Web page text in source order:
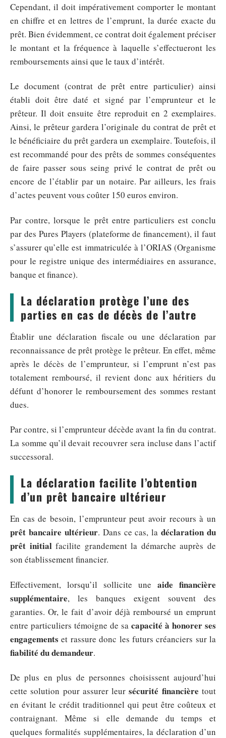
Cependant, il doit impérativement comporter le montant
en chiffre et en lettres de l’emprunt, la durée exacte du
prêt. Bien évidemment, ce contrat doit également préciser
le montant et la fréquence à laquelle s’effectueront les
remboursements ainsi que le taux d’intérêt.
Le document (contrat de prêt entre particulier) ainsi
établi doit être daté et signé par l’emprunteur et le
prêteur. Il doit ensuite être reproduit en 2 exemplaires.
Ainsi, le prêteur gardera l’originale du contrat de prêt et
le bénéficiaire du prêt gardera un exemplaire. Toutefois, il
est recommandé pour des prêts de sommes conséquentes
de faire passer sous seing privé le contrat de prêt ou
encore de l’établir par un notaire. Par ailleurs, les frais
d’actes peuvent vous coûter 150 euros environ.
Par contre, lorsque le prêt entre particuliers est conclu
par des Pures Players (plateforme de financement), il faut
s’assurer qu’elle est immatriculée à l’ORIAS (Organisme
pour le registre unique des intermédiaires en assurance,
banque et finance).
La déclaration protège l’une des
parties en cas de décès de l’autre
Établir une déclaration fiscale ou une déclaration par
reconnaissance de prêt protège le prêteur. En effet, même
après le décès de l’emprunteur, si l’emprunt n’est pas
totalement remboursé, il revient donc aux héritiers du
défunt d’honorer le remboursement des sommes restant
dues.
Par contre, si l’emprunteur décède avant la fin du contrat.
La somme qu’il devait recouvrer sera incluse dans l’actif
successoral.
La déclaration facilite l’obtention
d’un prêt bancaire ultérieur
En cas de besoin, l’emprunteur peut avoir recours à un
prêt bancaire ultérieur. Dans ce cas, ladéclaration du
prêt initialfacilite grandement la démarche auprès de
son établissement financier.
Effectivement, lorsqu’il sollicite une aide financière
supplémentaire, les banques exigent souvent des
garanties. Or, le fait d’avoir déjà remboursé un emprunt
entre particuliers témoigne de sa capacité à honorer ses
engagements et rassure donc les futurs créanciers sur la
fiabilité du demandeur.
De plus en plus de personnes choisissent aujourd’hui
cette solution pour assurer leursécurité financière tout
en évitant le crédit traditionnel qui peut être coûteux et
contraignant. Même si elle demande du temps et
quelques formalités supplémentaires, la déclaration d’un